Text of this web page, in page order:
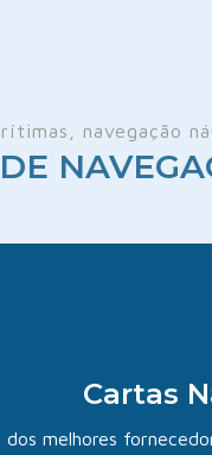
navegação
Cartas
dos melhores